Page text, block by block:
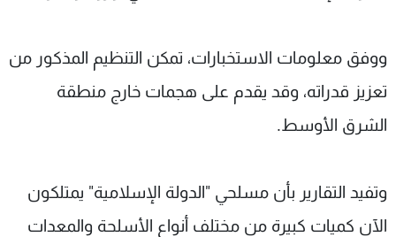
ووفق معلومات الاستخبارات، تمكن التنظيم المذكور من
تعزيز قدراته، وقد يقدم على هجمات خارج منطقة
الشرق الأوسط.
وتفيد التقارير بأن مسلحي "الدولة الإسلامية" يمتلكون
الآن كميات كبيرة من مختلف أنواع الأسلحة والمعدات